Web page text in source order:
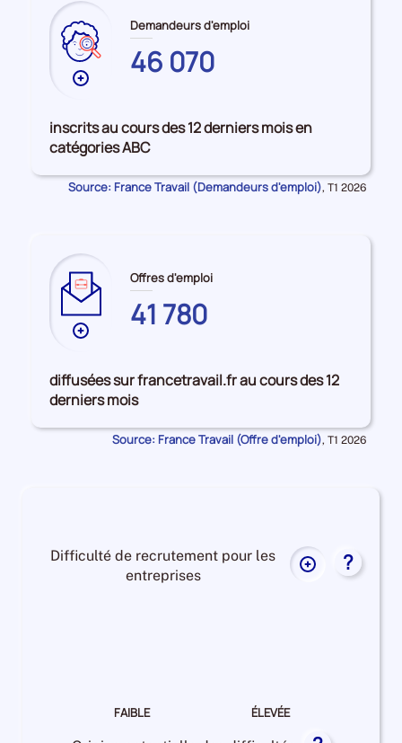
Plus
données
sur
les
LOT-
Demandeurs d'emploi
46 070
inscrits au cours des 12 derniers mois en
catégories ABC
Source: France Travail (Demandeurs d'emploi), Données
T1 2026
Plus
données
sur
les
LOT-
Offres d'emploi
41 780
diffusées sur francetravail.fr au cours des 12
derniers mois
Source: France Travail (Offre d'emploi), Données
T1 2026
Difficulté de recrutement pour les
entreprises
Plus
?
FAIBLE ÉLEVÉE